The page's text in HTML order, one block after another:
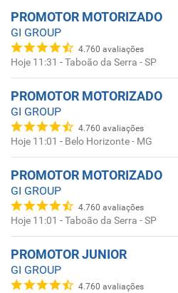
PROMOTOR MOTORIZADO
GI GROUP
4.760 avaliações
Hoje 11:31 -Taboão da Serra - SP
PROMOTOR MOTORIZADO
GI GROUP
4.760 avaliações
Hoje 11:01 - Belo Horizonte - MG
PROMOTOR MOTORIZADO
GI GROUP
4.760 avaliações
Hoje 11:01 -Taboão da Serra - SP
PROMOTOR JUNIOR
GI GROUP
4.760 avaliações